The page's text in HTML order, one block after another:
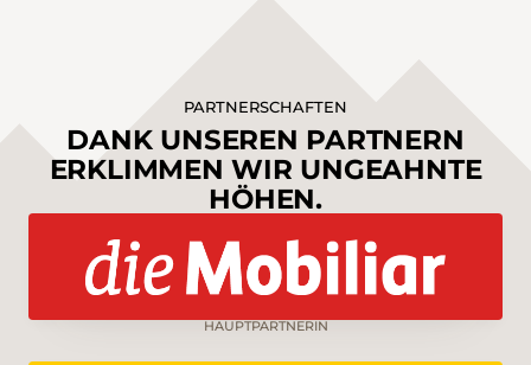
PARTNERSCHAFTEN
DANK UNSEREN PARTNERN
ERKLIMMEN WIR UNGEAHNTE
HÖHEN.
HAUPTPARTNERIN